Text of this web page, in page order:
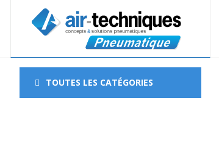
TOUTES LES CATÉGORIES